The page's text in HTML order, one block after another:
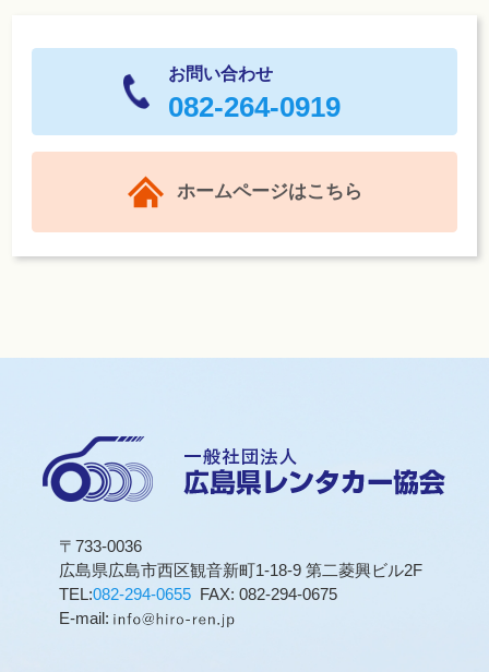
お問い合わせ
082-264-0919
ホームページはこちら
〒733-0036
広島県広島市西区観音新町1-18-9 第二菱興ビル2F
TEL:082-294-0655FAX: 082-294-0675
E-mail: